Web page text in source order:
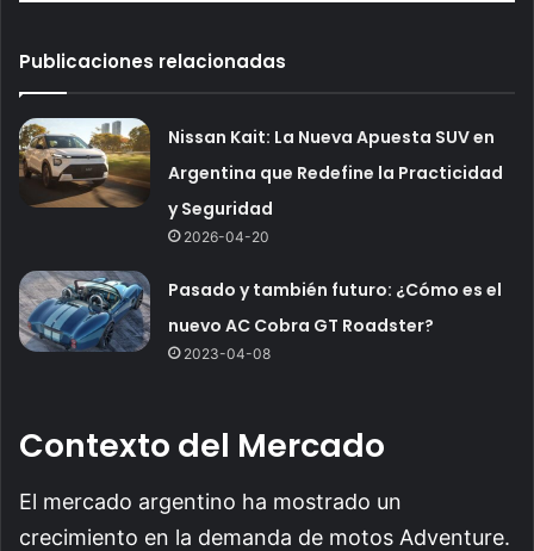
Publicaciones relacionadas
Nissan Kait: La Nueva Apuesta SUV en
Argentina que Redefine la Practicidad
y Seguridad
2026-04-20
Pasado y también futuro: ¿Cómo es el
nuevo AC Cobra GT Roadster?
2023-04-08
Contexto del Mercado
El mercado argentino ha mostrado un
crecimiento en la demanda de motos Adventure.